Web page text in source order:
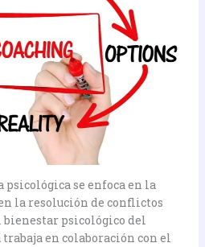
se enfoca en la
la resolución de conflictos
psicológico del
en colaboración con el